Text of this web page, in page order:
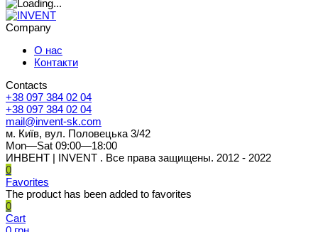
Company
О нас
Контакти
Contacts
+38 097 384 02 04
+38 097 384 02 04
mail@invent-sk.com
м. Київ, вул. Половецька 3/42
Mon—Sat 09:00—18:00
ИНВЕНТ | INVENT . Все права защищены. 2012 - 2022
0
Favorites
The product has been added to favorites
0
Cart